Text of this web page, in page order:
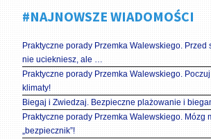
#NAJNOWSZE WIADOMOŚCI
Praktyczne porady Przemka Walewskiego. Przed
nie uciekniesz, ale …
Praktyczne porady Przemka Walewskiego.
klimaty!
Biegaj i Zwiedzaj. Bezpieczne plażowanie i
Praktyczne porady Przemka Walewskiego. Mózg
„bezpiecznik”!